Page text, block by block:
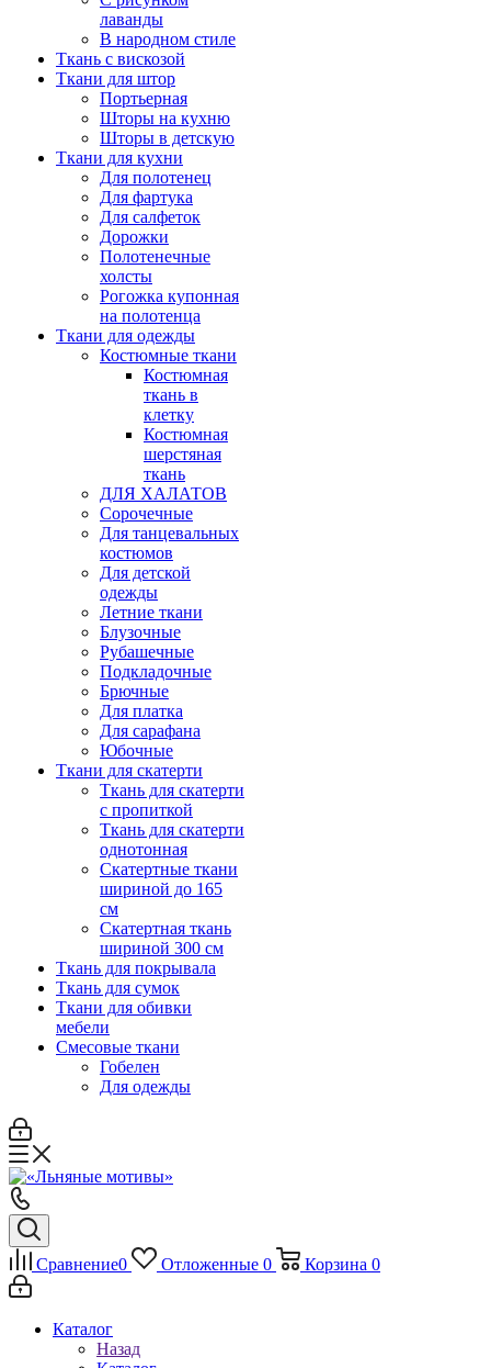
лаванды
В народном стиле
Ткань с вискозой
Ткани для штор
Портьерная
Шторы на кухню
Шторы в детскую
Ткани для кухни
Для полотенец
Для фартука
Для салфеток
Дорожки
Полотенечные
холсты
Рогожка купонная
на полотенца
Ткани для одежды
Костюмные ткани
Костюмная
ткань в
клетку
Костюмная
шерстяная
ткань
ДЛЯ ХАЛАТОВ
Сорочечные
Для танцевальных
костюмов
Для детской
одежды
Летние ткани
Блузочные
Рубашечные
Подкладочные
Брючные
Для платка
Для сарафана
Юбочные
Ткани для скатерти
Ткань для скатерти
с пропиткой
Ткань для скатерти
однотонная
Скатертные ткани
шириной до 165
см
Скатертная ткань
шириной 300 см
Ткань для покрывала
Ткань для сумок
Ткани для обивки
мебели
Смесовые ткани
Гобелен
Для одежды
Сравнение0 Отложенные 0 Корзина 0
Каталог
Назад